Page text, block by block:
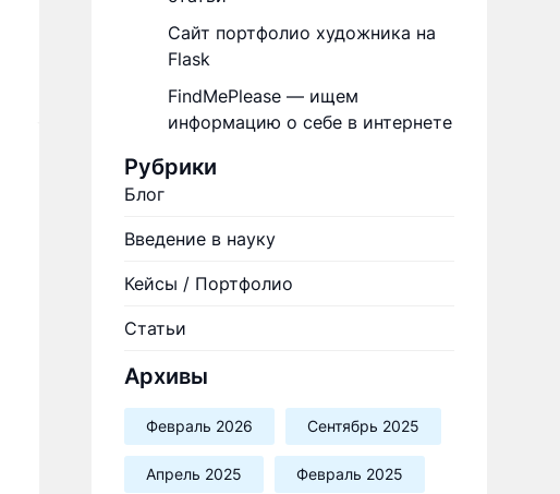
Сайт портфолио художника на
Flask
FindMePlease — ищем
информацию о себе в интернете
Рубрики
Блог
Введение в науку
Кейсы / Портфолио
Статьи
Архивы
Февраль 2026 Сентябрь 2025
Апрель 2025 Февраль 2025